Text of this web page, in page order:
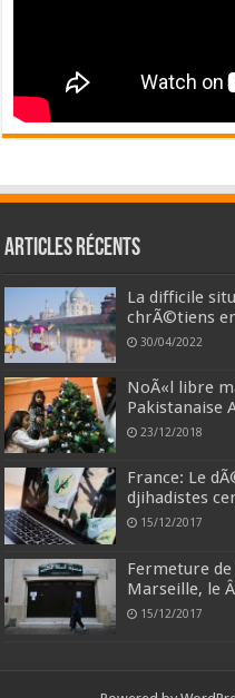
Articles récents
La difficile
chrÃ©tiens
30/04/2022
NoÃ«l libre
Pakistanaise
23/12/2018
France: Le
djihadistes
15/12/2017
Fermeture
Marseille, le
15/12/2017